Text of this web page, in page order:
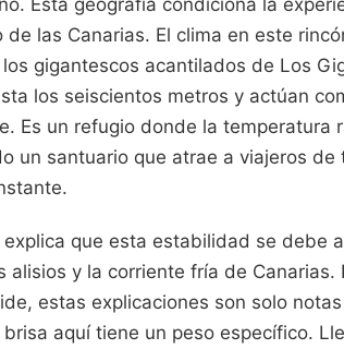
las Canarias. El clima en este
gigantescos acantilados de Los
los seiscientos metros y actúan
Es un refugio donde la temperatura
un santuario que atrae a viajeros de
que esta estabilidad se debe
alisios y la corriente fría de Canarias.
estas explicaciones son solo
aquí tiene un peso específico.